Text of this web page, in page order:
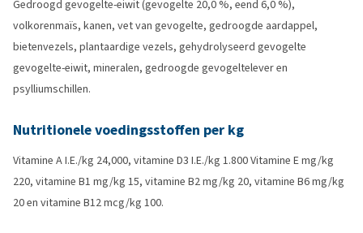
Gedroogd gevogelte-eiwit (gevogelte 20,0 %, eend 6,0 %),
volkorenmaïs, kanen, vet van gevogelte, gedroogde aardappel,
bietenvezels, plantaardige vezels, gehydrolyseerd gevogelte
gevogelte-eiwit, mineralen, gedroogde gevogeltelever en
psylliumschillen.
Nutritionele voedingsstoffen per kg
Vitamine A I.E./kg 24,000, vitamine D3 I.E./kg 1.800 Vitamine E mg/kg
220, vitamine B1 mg/kg 15, vitamine B2 mg/kg 20, vitamine B6 mg/kg
20 en vitamine B12 mcg/kg 100.